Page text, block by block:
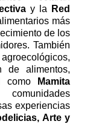
y la
Red
más
de los
También
de alimentos,
como
Mamita
experiencias
Arte y